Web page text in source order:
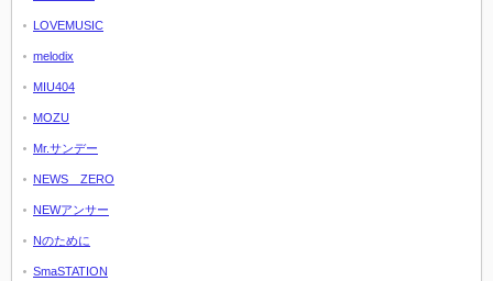
LOVEMUSIC
melodix
MIU404
MOZU
Mr.サンデー
NEWS ZERO
NEWアンサー
Nのために
SmaSTATION